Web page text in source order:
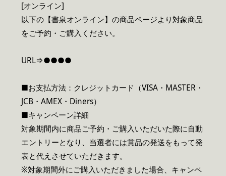
[オンライン]
以下の【書泉オンライン】の商品ページより対象商品
をご予約・ご購入ください。
URL⇒●●●●
■お支払方法：クレジットカード（VISA・MASTER・
JCB・AMEX・Diners）
■キャンペーン詳細
対象期間内に商品ご予約・ご購入いただいた際に自動
エントリーとなり、当選者には賞品の発送をもって発
表と代えさせていただきます。
※対象期間外にご購入いただきました場合、キャンペ